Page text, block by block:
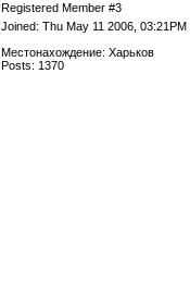
Registered Member #3
Joined: Thu May 11 2006, 03:21PM
Местонахождение: Харьков
Posts: 1370